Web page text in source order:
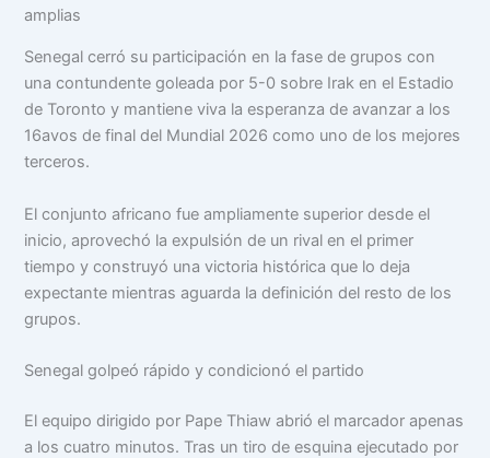
amplias
Senegal cerró su participación en la fase de grupos con
una contundente goleada por 5-0 sobre Irak en el Estadio
de Toronto y mantiene viva la esperanza de avanzar a los
16avos de final del Mundial 2026 como uno de los mejores
terceros.
El conjunto africano fue ampliamente superior desde el
inicio, aprovechó la expulsión de un rival en el primer
tiempo y construyó una victoria histórica que lo deja
expectante mientras aguarda la definición del resto de los
grupos.
Senegal golpeó rápido y condicionó el partido
El equipo dirigido por Pape Thiaw abrió el marcador apenas
a los cuatro minutos. Tras un tiro de esquina ejecutado por